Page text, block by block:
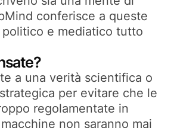
conferisce a queste
e mediatico tutto
a una verità scientifica o
per evitare che le
regolamentate in
non saranno mai